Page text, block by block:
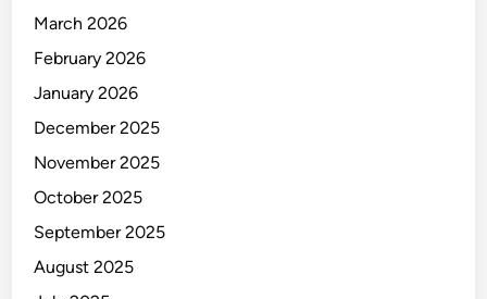
March 2026
February 2026
January 2026
December 2025
November 2025
October 2025
September 2025
August 2025